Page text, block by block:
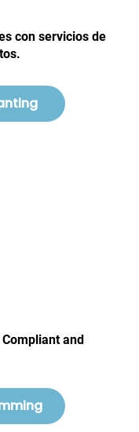
con servicios de
and